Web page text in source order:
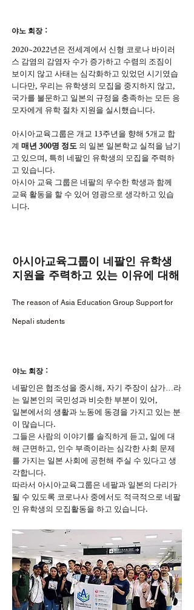
야노 회장：
2020~2022년은 전세계에서 신형 코로나 바이러
스 감염의 감염자 수가 증가하고 수렴의 조짐이
보이지 않고 사태는 심각화하고 있었던 시기였습
니다만, 우리는 유학생의 모집을 중지하지 않고,
국가를 불문하고 일본의 규정을 충족하는 모든 응
모자에게 유학 절차 지원을 실시했습니다.
아시아교육그룹은 개교 13주년을 향해 5개교 합
계 매년 300명 정도 의 일본 일본학교 실적을 남기
고 있으며, 특히 네팔인 유학생의 모집을 주력하
고 있습니다.
아시아 교육 그룹은 네팔의 우수한 학생과 함께
교육 활동을 할 수 있어 영광으로 생각하고 있습
니다.
아시아교육그룹이 네팔인 유학생
지원을 주력하고 있는 이유에 대해
The reason of Asia Education Group Support for
Nepali students
야노 회장：
네팔인은 협조성을 중시해, 자기 주장이 삼가…라
는 일본인의 국민성과 비슷한 부분이 있어,
일본에서의 생활과 노동에 동경을 가지고 있는 분
이 많습니다.
그들은 사람의 이야기를 솔직하게 듣고, 일에 대
해 근면하고, 인수 부족이라는 심각한 사회 문제
를 가지는 일본 사회에 공헌해 주실 수 있다고 생
각합니다.
따라서 아시아교육그룹은 네팔과 일본의 다리가
될 수 있도록 코로나사 중에서도 적극적으로 네팔
인 유학생의 모집활동을 하고 있습니다.